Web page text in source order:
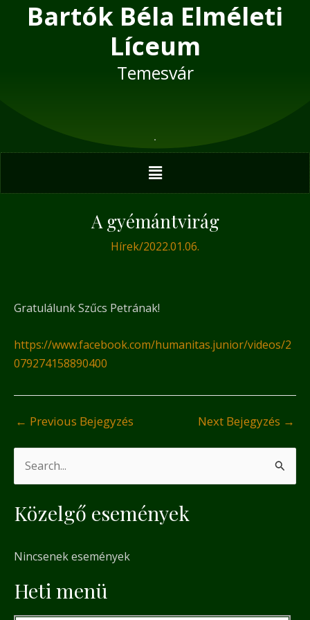
Bartók Béla Elméleti
Líceum
Temesvár
Menu
A gyémántvirág
Hírek/2022.01.06.
Gratulálunk Szűcs Petrának!
https://www.facebook.com/humanitas.junior/videos/2
079274158890400
Post
navigation
← Previous Bejegyzés Next Bejegyzés →
a
c
f
Közelgő események
Nincsenek események
Heti menü